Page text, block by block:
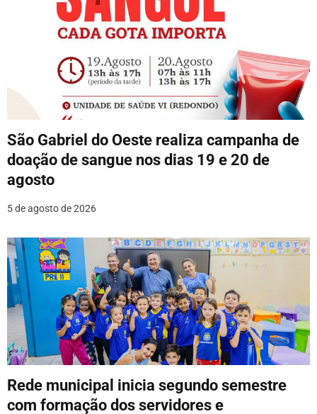
São Gabriel do Oeste realiza campanha de
doação de sangue nos dias 19 e 20 de
agosto
5 de agosto de 2026
Rede municipal inicia segundo semestre
com formação dos servidores e